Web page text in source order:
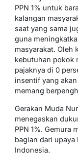
PPN 1% untuk
kalangan
saat yang sama
guna
masyarakat. Oleh
kebutuhan pokok
pajaknya di 0
insentif yang
memang
Gerakan Muda
menegaskan
PPN 1%. Gemura
bagian dari
Indonesia.